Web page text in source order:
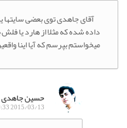
آقای جاهدی توی بعضی سایتها
داده شده که مثلا از هارد یا
میخواستم بپرسم که آیا اینا
حسین جاهدی
2015/03/13 20:33